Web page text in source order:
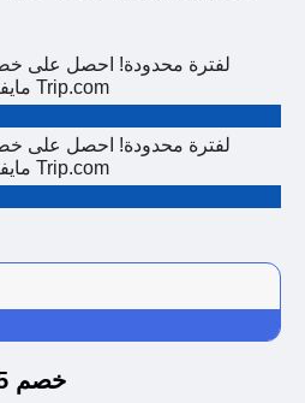
مايفلاور باريس أوبرا على موقع Trip.com
مايفلاور باريس أوبرا على موقع Trip.com
خصم 25% على فندق لو 12